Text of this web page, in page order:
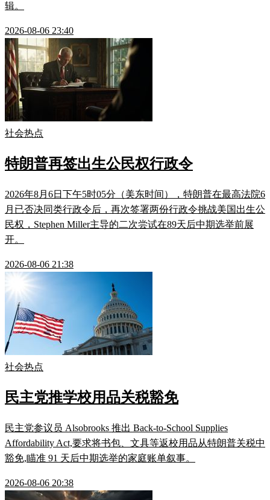
辑。
2026-08-06 23:40
社会热点
特朗普再签出生公民权行政令
2026年8月6日下午5时05分（美东时间），特朗普在最高法院6
月已否决同类行政令后，再次签署两份行政令挑战美国出生公
民权，Stephen Miller主导的二次尝试在89天后中期选举前展
开。
2026-08-06 21:38
社会热点
民主党推学校用品关税豁免
民主党参议员 Alsobrooks 推出 Back-to-School Supplies
Affordability Act,要求将书包、文具等返校用品从特朗普关税中
豁免,瞄准 91 天后中期选举的家庭账单叙事。
2026-08-06 20:38